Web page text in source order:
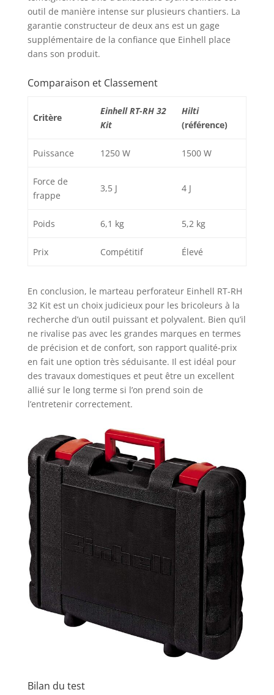
outil de manière intense sur plusieurs chantiers. La
garantie constructeur de deux ans est un gage
supplémentaire de la confiance que Einhell place
dans son produit.
Comparaison et Classement
Critère
Einhell RT-RH 32
Kit
Hilti
(référence)
Puissance 1250 W 1500 W
Force de
frappe
3,5 J 4 J
Poids 6,1 kg 5,2 kg
Prix Compétitif Élevé
En conclusion, le marteau perforateur Einhell RT-RH
32 Kit est un choix judicieux pour les bricoleurs à la
recherche d’un outil puissant et polyvalent. Bien qu’il
ne rivalise pas avec les grandes marques en termes
de précision et de confort, son rapport qualité-prix
en fait une option très séduisante. Il est idéal pour
des travaux domestiques et peut être un excellent
allié sur le long terme si l’on prend soin de
l’entretenir correctement.
Bilan du test